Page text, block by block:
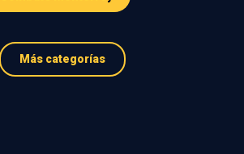
Más categorías